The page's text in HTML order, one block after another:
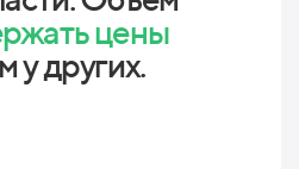
цены
у других.